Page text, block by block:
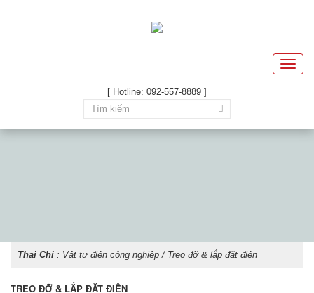
Toggle
[ Hotline: 092-557-8889 ]
Thai Chi : Vật tư điện công nghiệp / Treo đỡ & lắp đặt điện
TREO ĐỠ & LẮP ĐẶT ĐIỆN